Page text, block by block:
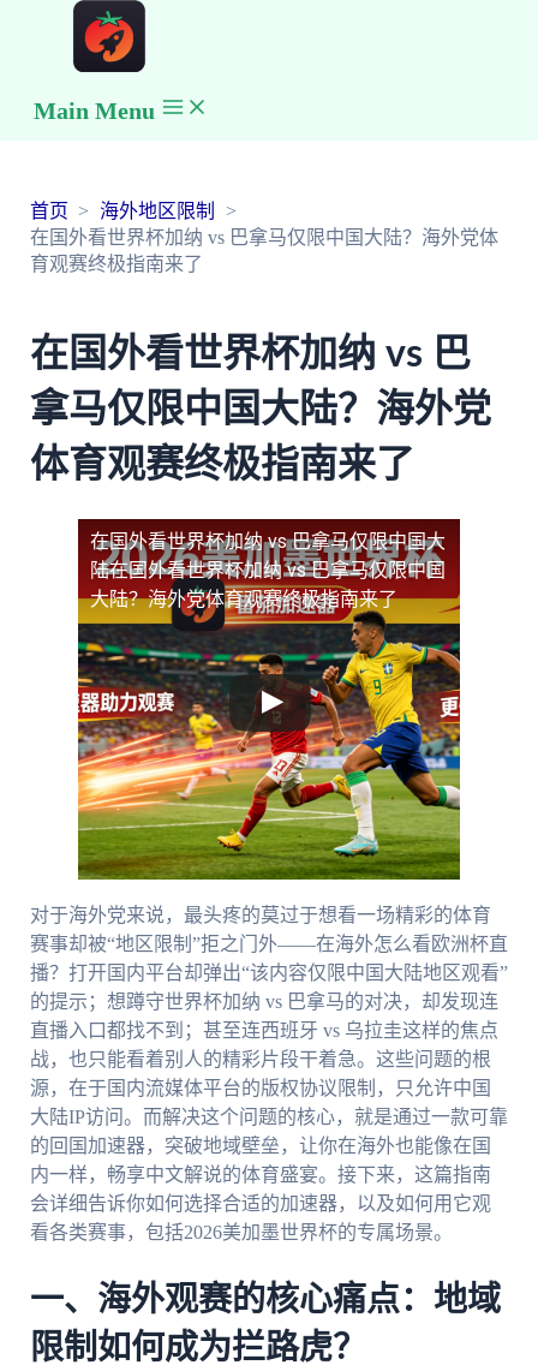
Main Menu
首页
海外地区限制
在国外看世界杯加纳 vs 巴拿马仅限中国大陆？海外党体
育观赛终极指南来了
在国外看世界杯加纳 vs 巴
拿马仅限中国大陆？海外党
体育观赛终极指南来了
在国外看世界杯加纳 vs 巴拿马仅限中国大
陆在国外看世界杯加纳 vs 巴拿马仅限中国
大陆？海外党体育观赛终极指南来了
对于海外党来说，最头疼的莫过于想看一场精彩的体育
赛事却被“地区限制”拒之门外——在海外怎么看欧洲杯直
播？打开国内平台却弹出“该内容仅限中国大陆地区观看”
的提示；想蹲守世界杯加纳 vs 巴拿马的对决，却发现连
直播入口都找不到；甚至连西班牙 vs 乌拉圭这样的焦点
战，也只能看着别人的精彩片段干着急。这些问题的根
源，在于国内流媒体平台的版权协议限制，只允许中国
大陆IP访问。而解决这个问题的核心，就是通过一款可靠
的回国加速器，突破地域壁垒，让你在海外也能像在国
内一样，畅享中文解说的体育盛宴。接下来，这篇指南
会详细告诉你如何选择合适的加速器，以及如何用它观
看各类赛事，包括2026美加墨世界杯的专属场景。
一、海外观赛的核心痛点：地域
限制如何成为拦路虎？